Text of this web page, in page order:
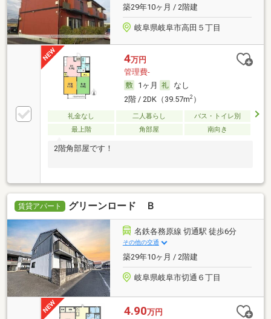
築29年10ヶ月 / 2階建
岐阜県岐阜市高田５丁目
4万円
管理費-
1ヶ月
なし
2階 / 2DK（39.57m2）
礼金なし 二人暮らし
バス・トイレ別
最上階
角部屋 南向き
2階角部屋です！
賃貸アパート グリーンロード Ｂ
名鉄各務原線 切通駅 徒歩6分
その他の交通
築29年10ヶ月 / 2階建
岐阜県岐阜市切通６丁目
4.90万円